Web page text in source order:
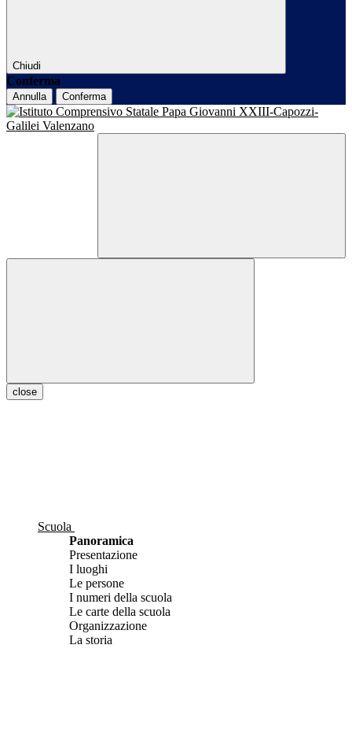
Chiudi
Conferma
Annulla Conferma
close
Scuola
Panoramica
Presentazione
I luoghi
Le persone
I numeri della scuola
Le carte della scuola
Organizzazione
La storia